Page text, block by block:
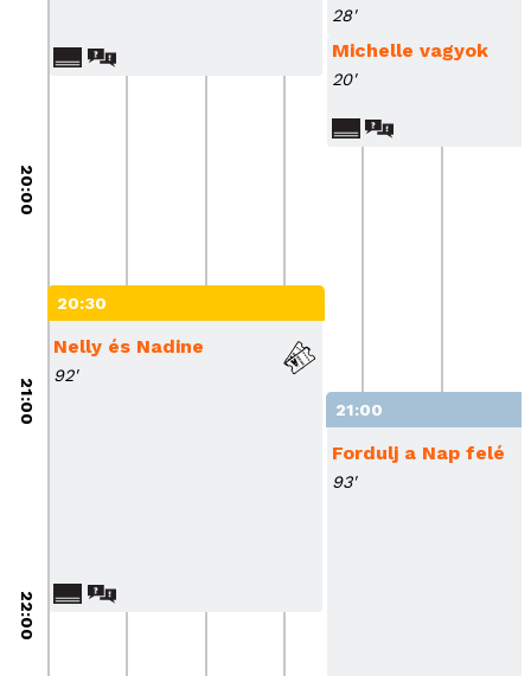
20:00
21:00
22:00
28'
20:30
Nelly és Nadine
92'
Michelle vagyok
20'
21:00
Fordulj a Nap felé
93'